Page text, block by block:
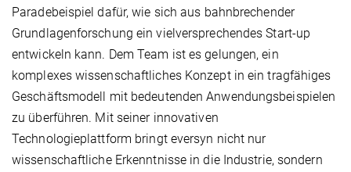
Paradebeispiel dafür, wie sich aus bahnbrechender
Grundlagenforschung ein vielversprechendes Start-up
entwickeln kann. Dem Team ist es gelungen, ein
komplexes wissenschaftliches Konzept in ein tragfähiges
Geschäftsmodell mit bedeutenden Anwendungsbeispielen
zu überführen. Mit seiner innovativen
Technologieplattform bringt eversyn nicht nur
wissenschaftliche Erkenntnisse in die Industrie, sondern